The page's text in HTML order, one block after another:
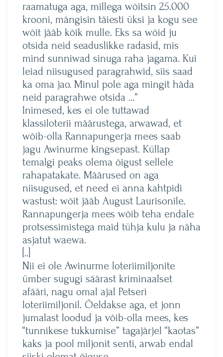
raamatuga aga, millega wõitsin 25.000
krooni, mängisin täiesti üksi ja kogu see
wõit jääb kõik mulle. Eks sa wõid ju
otsida neid seaduslikke radasid, mis
mind sunniwad sinuga raha jagama. Kui
leiad niisugused paragrahwid, siis saad
ka oma jao. Minul pole aga mingit häda
neid paragrahwe otsida …”
Inimesed, kes ei ole tuttawad
klassiloterii määrustega, arwawad, et
wöib-olla Rannapungerja mees saab
jagu Awinurme kingsepast. Küllap
temalgi peaks olema õigust sellele
rahapatakate. Määrused on aga
niisugused, et need ei anna kahtpidi
wastust: wõit jääb August Laurisonile.
Rannapungerja mees wõib teha endale
protsessimistega maid tühja kulu ja näha
asjatut waewa.
[..]
Nii ei ole Awinurme loteriimiljonite
ümber sugugi säärast kriminaalset
afääri, nagu omal ajal Petseri
loteriimiljonil. Öeldakse aga, et jonn
jumalast loodud ja vöib-olla mees, kes
“tunnikese tukkumise” tagajärjel “kaotas”
kaks ja pool miljonit senti, arwab endal